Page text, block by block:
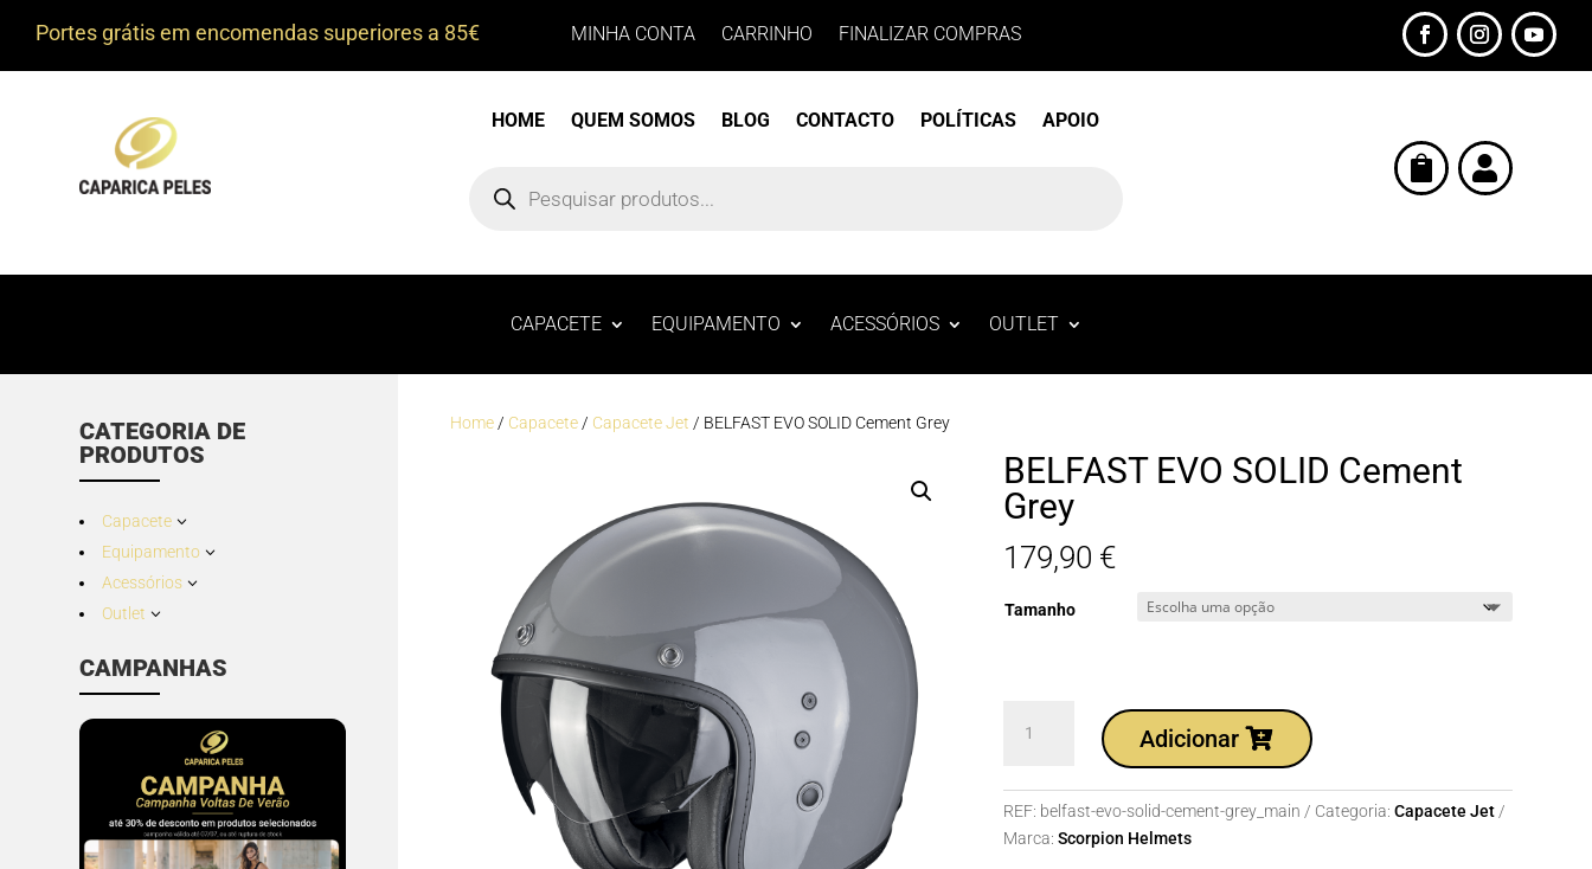
Portes grátis em encomendas superiores a 85€ MINHA CONTA CARRINHO FINALIZAR COMPRAS
HOME QUEM SOMOS BLOG CONTACTO POLÍTICAS APOIO
search
 
CAPACETE EQUIPAMENTO ACESSÓRIOS OUTLET
CATEGORIA DE
PRODUTOS
Capacete 3
Equipamento 3
Acessórios 3
Outlet 3
CAMPANHAS
Home / Capacete / Capacete Jet / BELFAST EVO SOLID Cement Grey
BELFAST EVO SOLID Cement
Grey
179,90 €
Tamanho
EVO
SOLID
Cement
Adicionar
REF: belfast-evo-solid-cement-grey_main Categoria: Capacete Jet
Marca: Scorpion Helmets